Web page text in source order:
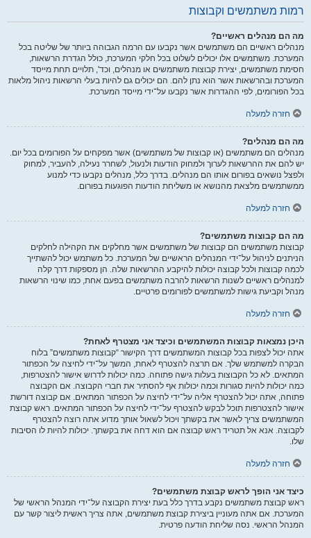
רמות משתמשים וקבוצות
מה הם מנהלים ראשיים?
מנהלים ראשיים הם משתמשים אשר נקבעו עם הרמה הגבוהה ביותר של שליטה בכל
המערכת. משתמשים אלו יכולים לשלוט בכל חלקי המערכת, כולל הגדרת הרשאות,
חסימת משתמשים, יצירת קבוצות משתמשים או מנהלים, וכד', תלויים תחת מייסד
המערכת ובהרשאות אשר הוא נתן להם. הם יכולים גם להיות בעלי הרשאות ניהול מלאות
בכל הפורומים, לפי ההגדרות אשר נקבעו על־ידי מייסד המערכת.
חזרה למעלה
מה הם מנהלים?
מנהלים הם משתמשים (או קבוצות של משתמשים) אשר מפקחים על הפורומים בכל יום.
יש להם את ההרשאות לערוך ולמחוק הודעות ולנעול, לשחרר נעילה, להעביר, למחוק
ולפצל נושאים בפורום אותו הם מנהלים. בדרך כלל, מנהלים נקבעו כדי למנוע
ממשתמשים מלצאת מהנושא או משליחת הודעות הפוגעות בפורום.
חזרה למעלה
מה הם קבוצות משתמשים?
קבוצות משתמשים הם קבוצות של משתמשים אשר מחלקים את הקהילה לחלקים
הניתנים לניהול על־ידי המנהלים הראשיים של המערכת. כל משתמש יכול להשתייך
לכמה קבוצות ולכל קבוצה יכולות להיקבע ההרשאות שלה. הן מספקות דרך קלה
למנהלים ראשיים לשנות הרשאות להרבה משתמשים בפעם אחת, כמו שינוי הרשאות
מנהל וקביעת גישות למשתמשים לפורומים פרטיים.
חזרה למעלה
היכן נמצאות קבוצות המשתמשים וכיצד אני מצטרף לאחת?
אתה יכול לצפות בכל קבוצות המשתמשים דרך הקישור “קבוצות משתמשים” בלוח
הבקרה למשתמש שלך. אם תרצה להצטרף לאחת, המשך על־ידי לחיצה על הכפתור
המתאים. לא כל הקבוצות בעלות גישה פתוחה. כמה יכולות לדרוש אישור להצטרפות,
כמה יכולות להיות סגורות וכמה יכולות אף להסתיר את חברי הקבוצה. אם הקבוצה
פתוחה, אתה יכול להצטרף אליה על־ידי לחיצה על הכפתור המתאים. אם קבוצה דורשת
אישור להצטרפות תוכל לבקש להצטרף על־ידי לחיצה על הכפתור המתאים. ראש קבוצת
המשתמשים צריך לאשר את בקשתך ויכול לשאול אותך מדוע אתה רוצה להצטרף
לקבוצה. אנא אל תטריד ראש קבוצה אם הוא דחה את בקשתך. יכולות להיות לו הסיבות
שלו.
חזרה למעלה
כיצד אני הופך לראש קבוצת משתמשים?
ראש קבוצת משתמשים נקבע בדרך כלל בעת יצירת הקבוצה על־ידי המנהל הראשי של
המערכת. אם אתה מעוניין ביצירת קבוצת משתמשים, אתה צריך ראשית ליצור קשר עם
המנהל הראשי. נסה שליחת הודעה פרטית.